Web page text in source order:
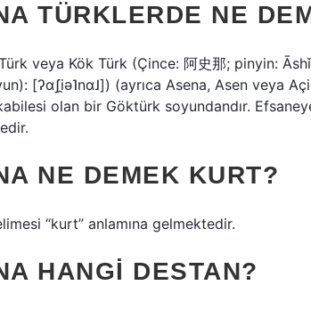
TÜRKLERDE NE
veya Kök Türk (Çince: 阿史那; pinyin:
[ʔɑʃi̯ə˥nɑ˩]) (ayrıca Asena, Asen veya
olan bir Göktürk soyundandır.
NE DEMEK KURT?
“kurt” anlamına gelmektedir.
HANGI DESTAN?